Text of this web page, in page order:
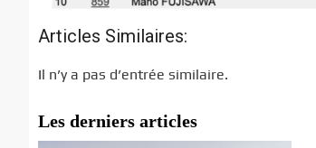
Articles Similaires:
Il n’y a pas d’entrée similaire.
Les derniers articles